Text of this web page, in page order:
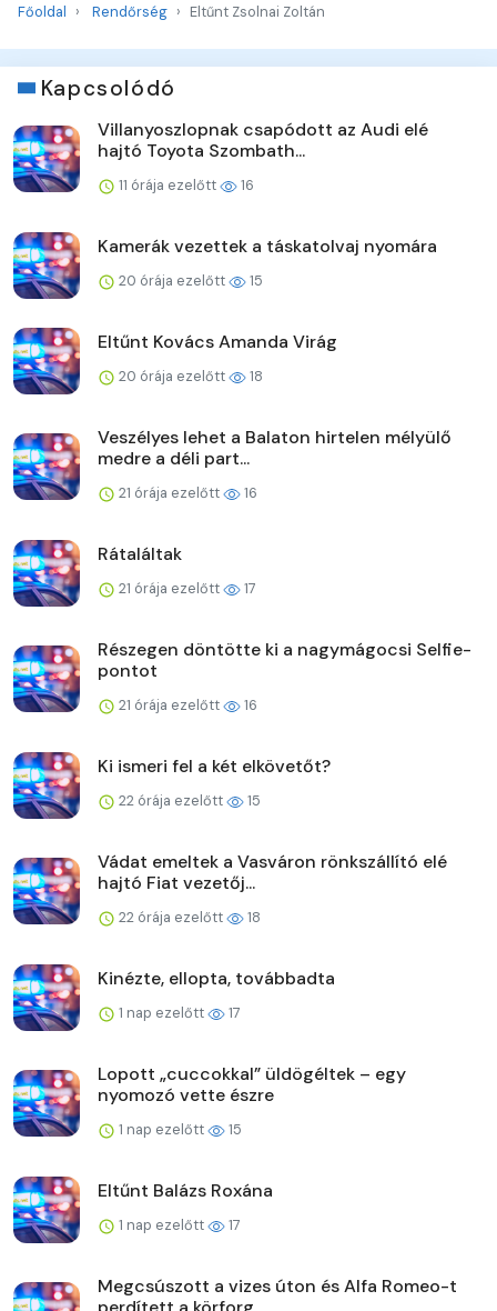
Főoldal Rendőrség Eltűnt Zsolnai Zoltán
Kapcsolódó
Villanyoszlopnak csapódott az Audi elé
hajtó Toyota Szombath...
11 órája ezelőtt 16
Kamerák vezettek a táskatolvaj nyomára
20 órája ezelőtt 15
Eltűnt Kovács Amanda Virág
20 órája ezelőtt 18
Veszélyes lehet a Balaton hirtelen mélyülő
medre a déli part...
21 órája ezelőtt 16
Rátaláltak
21 órája ezelőtt 17
Részegen döntötte ki a nagymágocsi Selfie-
pontot
21 órája ezelőtt 16
Ki ismeri fel a két elkövetőt?
22 órája ezelőtt 15
Vádat emeltek a Vasváron rönkszállító elé
hajtó Fiat vezetőj...
22 órája ezelőtt 18
Kinézte, ellopta, továbbadta
1 nap ezelőtt 17
Lopott „cuccokkal” üldögéltek – egy
nyomozó vette észre
1 nap ezelőtt 15
Eltűnt Balázs Roxána
1 nap ezelőtt 17
Megcsúszott a vizes úton és Alfa Romeo-t